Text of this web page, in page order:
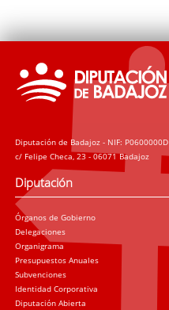
Diputación de Badajoz - NIF: P0600000D
c/ Felipe Checa, 23 - 06071 Badajoz
Diputación
Órganos de Gobierno
Delegaciones
Organigrama
Presupuestos Anuales
Subvenciones
Identidad Corporativa
Diputación Abierta